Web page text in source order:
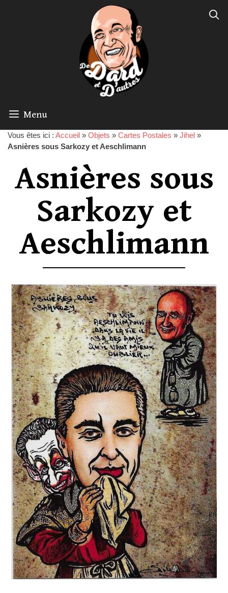
Menu
Vous êtes ici : Accueil » Objets » Cartes Postales » Jihel »
Asnières sous Sarkozy et Aeschlimann
Asnières sous
Sarkozy et
Aeschlimann